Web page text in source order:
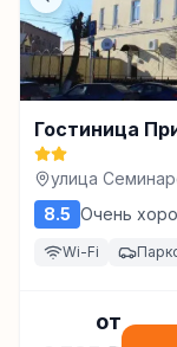
Гостиница
улица
8.5 Очень
Wi-Fi
от